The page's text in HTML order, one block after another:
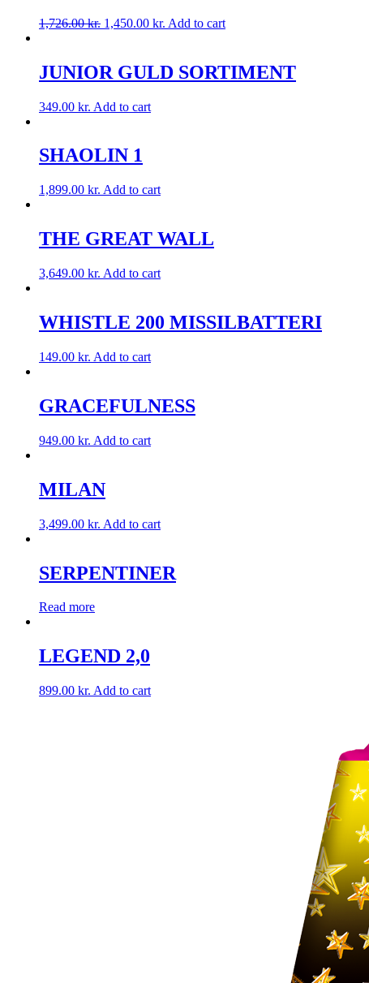
1,726.00kr. 1,450.00 kr. Add to cart
JUNIOR GULD SORTIMENT
349.00 kr. Add to cart
SHAOLIN 1
1,899.00 kr. Add to cart
THE GREAT WALL
3,649.00 kr. Add to cart
WHISTLE 200 MISSILBATTERI
149.00 kr. Add to cart
GRACEFULNESS
949.00 kr. Add to cart
MILAN
3,499.00 kr. Add to cart
SERPENTINER
Read more
LEGEND 2,0
899.00 kr. Add to cart